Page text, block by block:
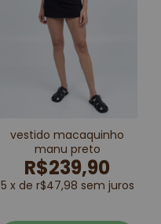
vestido macaquinho
manu preto
R$239,90
5 x de r$47,98 sem juros